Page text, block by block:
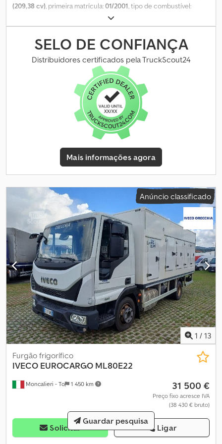
(209,38 cv), primeira matrícula:01/2001, tipo de combustível:
, tipo de engrenagem:
emissão:Euro 3, Bancos em tecido, CAIXA+GRUA Dsdpjydt R Ajfx
SELO DE CONFIANÇA
Distribuidores certificados pela TruckScout24
Mais informações agora
Anúncio classificado
1 / 13
Moncalieri - To 1 450 km
Furgão frigorífico
IVECO EUROCARGO ML80E22
31 500 €
Preço fixo acresce IVA
(38 430 € bruto)
Solicitar Ligar
Guardar pesquisa